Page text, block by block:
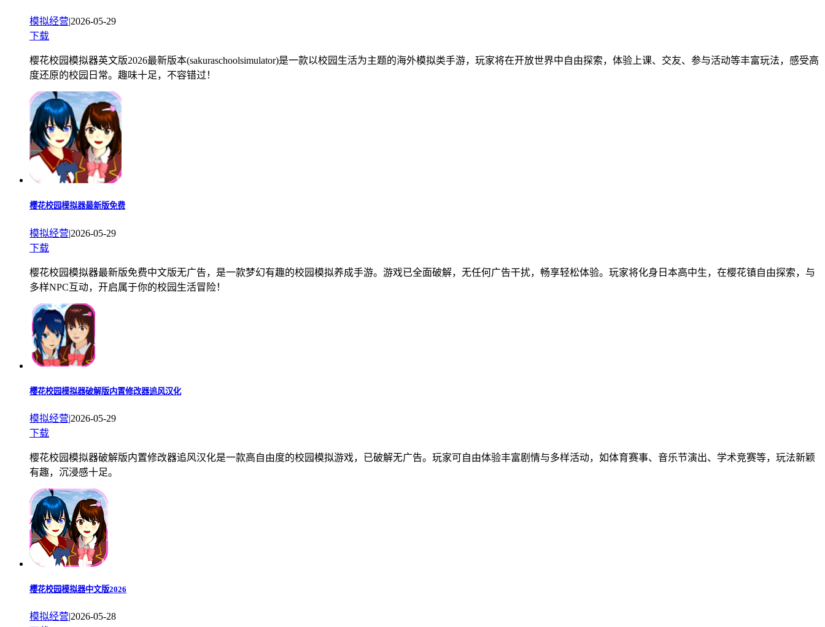
模拟经营|2026-05-29
下载
樱花校园模拟器英文版2026最新版本(sakuraschoolsimulator)是一款以校园生活为主题的海外模拟类手游，玩家将在开放世界中自由探索，体验上课、交友、参与活动等丰富玩法，感受高
度还原的校园日常。趣味十足，不容错过！
樱花校园模拟器最新版免费
模拟经营|2026-05-29
下载
樱花校园模拟器最新版免费中文版无广告，是一款梦幻有趣的校园模拟养成手游。游戏已全面破解，无任何广告干扰，畅享轻松体验。玩家将化身日本高中生，在樱花镇自由探索，与
多样NPC互动，开启属于你的校园生活冒险！
樱花校园模拟器破解版内置修改器追风汉化
模拟经营|2026-05-29
下载
樱花校园模拟器破解版内置修改器追风汉化是一款高自由度的校园模拟游戏，已破解无广告。玩家可自由体验丰富剧情与多样活动，如体育赛事、音乐节演出、学术竞赛等，玩法新颖
有趣，沉浸感十足。
樱花校园模拟器中文版2026
模拟经营|2026-05-28